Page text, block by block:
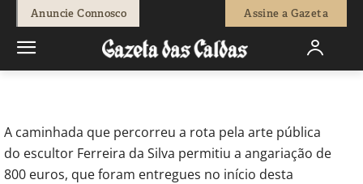
Anuncie Connosco Assine a Gazeta
Joel Ribeiro - 8 de Junho, 2018 0
A caminhada que percorreu a rota pela arte pública
do escultor Ferreira da Silva permitiu a angariação de
800 euros, que foram entregues no início desta